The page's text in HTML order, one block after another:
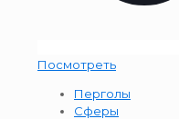
Посмотреть
Перголы
Сферы